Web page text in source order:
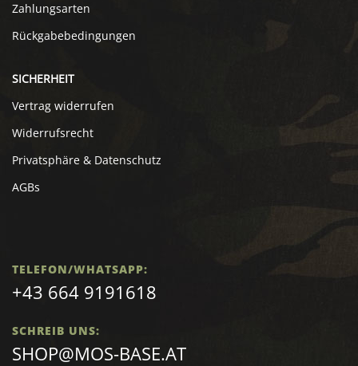
Zahlungsarten
Rückgabebedingungen
SICHERHEIT
Vertrag widerrufen
Widerrufsrecht
Privatsphäre & Datenschutz
AGBs
TELEFON/WHATSAPP:
+43 664 9191618
SCHREIB UNS:
SHOP@MOS-BASE.AT